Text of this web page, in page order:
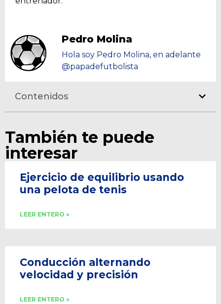
Pedro Molina
Hola soy Pedro Molina, en adelante
@papadefutbolista
Contenidos
También te puede
interesar
Ejercicio de equilibrio usando
una pelota de tenis
LEER ENTERO »
Conducción alternando
velocidad y precisión
LEER ENTERO »